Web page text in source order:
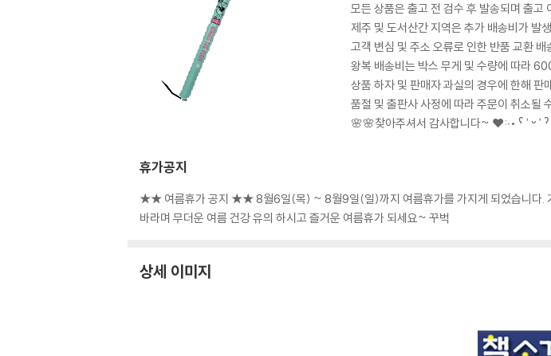
모든 상품은 출고 전 검수 후 발송되며 출고
제주 및 도서산간 지역은 추가 배송비가 발
고객 변심 및 주소 오류로 인한 반품 교환
왕복 배송비는 박스 무게 및 수량에 따라
상품 하자 및 판매자 과실의 경우에 한해 판
품절 및 출판사 사정에 따라 주문이 취소될
🌸🌸찾아주셔서 감사합니다~ ❤️:‧• ˁ ˈ ᵕ ˈ
휴가공지
★★ 여름휴가 공지 ★★ 8월6일(목) ~ 8월9일(일)까지 여름휴가를 가지게 되었습니다.
바라며 무더운 여름 건강 유의 하시고 즐거운 여름휴가 되세요~ 꾸벅
상세 이미지